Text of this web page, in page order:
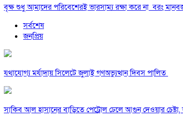
বৃক্ষ শুধু আমাদের পরিবেশেরই ভারসাম্য রক্ষা করে না বরং
সর্বশেষ
জনপ্রিয়
যথাযোগ্য মর্যাদায় সিলেটে জুলাই গণঅভ্যুত্থান দিবস পালিত
সাকিব আল হাসানের বাড়িতে পেট্রোল ঢেলে আগুন দেওয়ার চেষ্টা,